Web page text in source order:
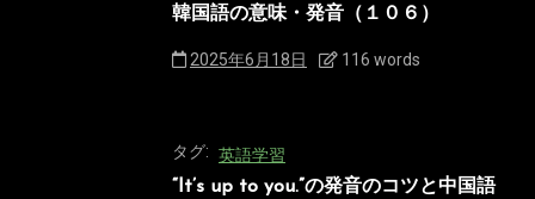
韓国語の意味・発音（１０６）
2025年6月18日 116 words
タグ: 英語学習
“It’s up to you.”の発音のコツと中国語